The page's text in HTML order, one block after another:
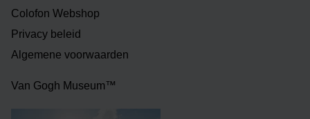
Colofon Webshop
Privacy beleid
Algemene voorwaarden
Van Gogh Museum™